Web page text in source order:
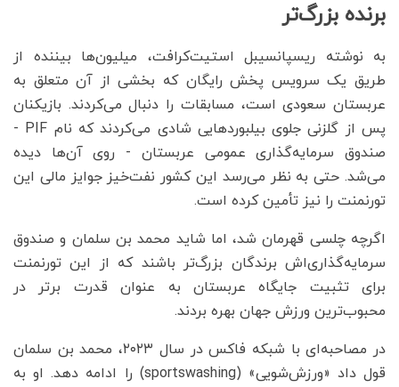
برنده بزرگ‌تر
به نوشته ریسپانسیبل استیت‌کرافت، میلیون‌ها بیننده از
طریق یک سرویس پخش رایگان که بخشی از آن متعلق به
عربستان سعودی است، مسابقات را دنبال می‌کردند. بازیکنان
پس از گلزنی جلوی بیلبوردهایی شادی می‌کردند که نام PIF -
صندوق سرمایه‌گذاری عمومی عربستان - روی آن‌ها دیده
می‌شد. حتی به نظر می‌رسد این کشور نفت‌خیز جوایز مالی این
تورنمنت را نیز تأمین کرده است.
اگرچه چلسی قهرمان شد، اما شاید محمد بن سلمان و صندوق
سرمایه‌گذاری‌اش برندگان بزرگ‌تر باشند که از این تورنمنت
برای تثبیت جایگاه عربستان به عنوان قدرت برتر در
محبوب‌ترین ورزش جهان بهره بردند.
در مصاحبه‌ای با شبکه فاکس در سال ۲۰۲۳، محمد بن سلمان
قول داد «ورزش‌شویی» (sportswashing) را ادامه دهد. او به